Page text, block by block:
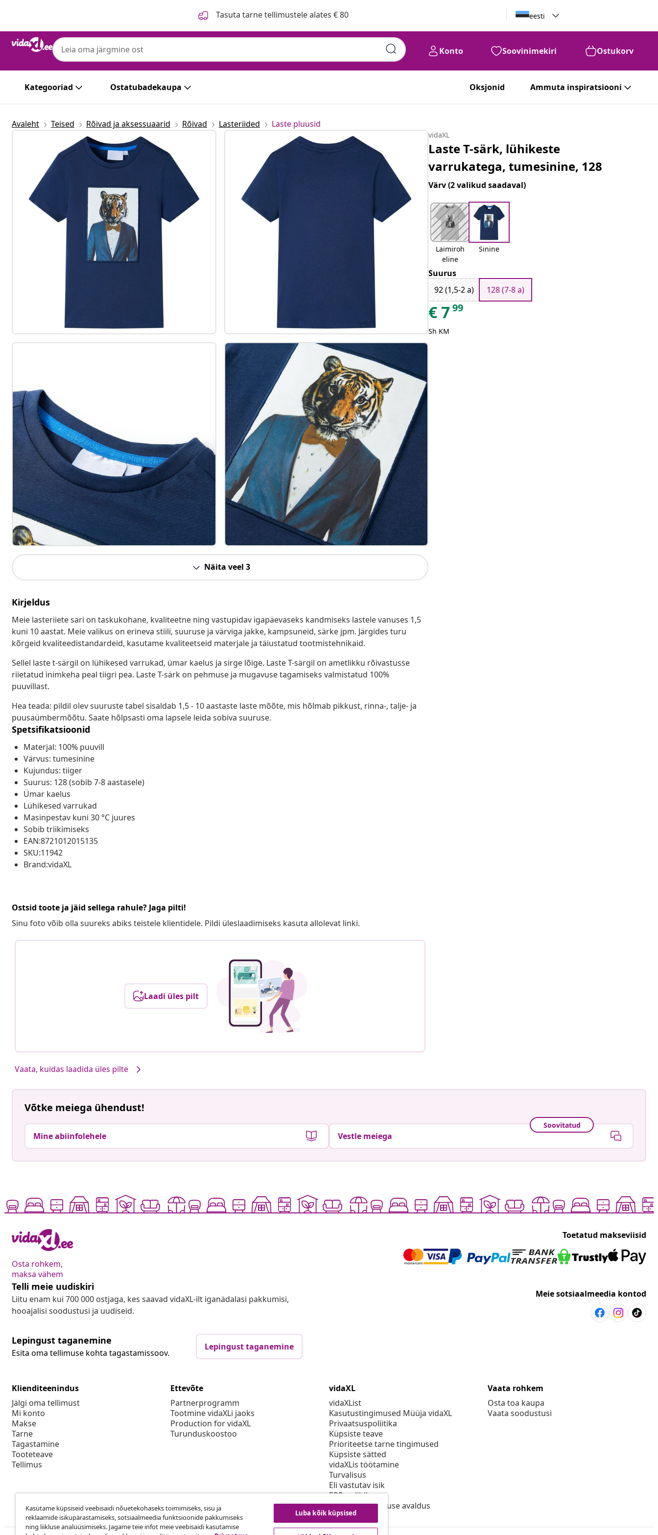
Tasuta tarne tellimustele alates € 80 eesti
Konto Soovinimekiri Ostukorv
Kategooriad Ostatubadekaupa Oksjonid Ammuta inspiratsiooni
Avaleht Teised Rõivad ja aksessuaarid Rõivad Lasteriided Laste pluusid
Näita veel 3
Kirjeldus
Meie lasteriiete sari on taskukohane, kvaliteetne ning vastupidav igapäevaseks kandmiseks lastele vanuses 1,5
kuni 10 aastat. Meie valikus on erineva stiili, suuruse ja värviga jakke, kampsuneid, särke jpm. Järgides turu
kõrgeid kvaliteedistandardeid, kasutame kvaliteetseid materjale ja täiustatud tootmistehnikaid.
Sellel laste t-särgil on lühikesed varrukad, ümar kaelus ja sirge lõige. Laste T-särgil on ametlikku rõivastusse
riietatud inimkeha peal tiigri pea. Laste T-särk on pehmuse ja mugavuse tagamiseks valmistatud 100%
puuvillast.
Hea teada: pildil olev suuruste tabel sisaldab 1,5 - 10 aastaste laste mõõte, mis hõlmab pikkust, rinna-, talje- ja
puusaümbermõõtu. Saate hõlpsasti oma lapsele leida sobiva suuruse.
Spetsifikatsioonid
Materjal: 100% puuvill
Värvus: tumesinine
Kujundus: tiiger
Suurus: 128 (sobib 7-8 aastasele)
Ümar kaelus
Lühikesed varrukad
Masinpestav kuni 30 °C juures
Sobib triikimiseks
EAN:8721012015135
SKU:11942
Brand:vidaXL
Ostsid toote ja jäid sellega rahule? Jaga pilti!
Sinu foto võib olla suureks abiks teistele klientidele. Pildi üleslaadimiseks kasuta allolevat linki.
Laadi üles pilt
Vaata, kuidas laadida üles pilte
vidaXL
Laste T-särk, lühikeste
varrukatega, tumesinine, 128
Värv(2 valikud saadaval)
Laimiroh
eline
Sinine
Suurus
92 (1,5-2 a)
128 (7-8 a)
€799
Sh KM
Võtke meiega ühendust!
Mine abiinfolehele
Soovitatud
Vestle meiega
Osta rohkem,
maksa vähem
Toetatud makseviisid
Telli meie uudiskiri
Liitu enam kui 700 000 ostjaga, kes saavad vidaXL-ilt iganädalasi pakkumisi,
hooajalisi soodustusi ja uudiseid.
Meie sotsiaalmeedia kontod
Lepingust taganemine
Esita oma tellimuse kohta tagastamissoov.
Lepingust taganemine
Klienditeenindus
Jälgi oma tellimust
Mi konto
Makse
Tarne
Tagastamine
Tooteteave
Tellimus
Ettevõte
Partnerprogramm
Tootmine vidaXLi jaoks
Production for vidaXL
Turunduskoostoo
vidaXL
vidaXList
Kasutustingimused Müüja vidaXL
Privaatsuspoliitika
Küpsiste teave
Prioriteetse tarne tingimused
Küpsiste sätted
vidaXLis töötamine
Turvalisus
Eli vastutav isik
EPR poliitika
Juurdepääsetavuse avaldus
Vaata rohkem
Osta toa kaupa
Vaata soodustusi
Kasutame küpsiseid veebisaidi nõuetekohaseks toimimiseks, sisu ja
reklaamide isikupärastamiseks, sotsiaalmeedia funktsioonide pakkumiseks
ning liikluse analüüsimiseks. Jagame teie infot meie veebisaidi kasutamise
Luba kõik küpsised